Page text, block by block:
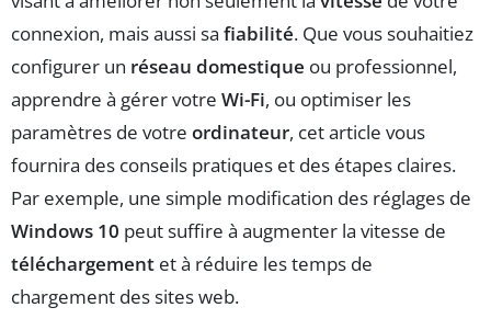
connexion, mais aussi sa fiabilité. Que vous souhaitiez
configurer un réseau domestique ou professionnel,
apprendre à gérer votre Wi-Fi, ou optimiser les
paramètres de votre ordinateur, cet article vous
fournira des conseils pratiques et des étapes claires.
Par exemple, une simple modification des réglages de
Windows 10 peut suffire à augmenter la vitesse de
téléchargement et à réduire les temps de
chargement des sites web.